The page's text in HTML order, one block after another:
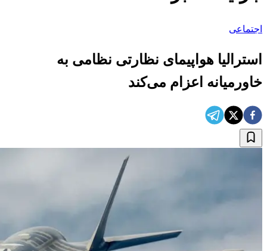
اجتماعی
استرالیا هواپیمای نظارتی نظامی به
خاورمیانه اعزام می‌کند